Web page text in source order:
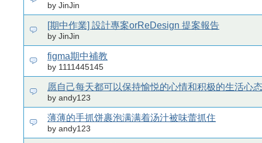
by JinJin
[期中作業] 設計專案orReDesign 提案報告
by JinJin
figma期中補教
by 1111445145
愿自己每天都可以保持愉悦的心情和积极的生活心态
by andy123
薄薄的手抓饼裹泡满满着汤汁被味蕾抓住
by andy123